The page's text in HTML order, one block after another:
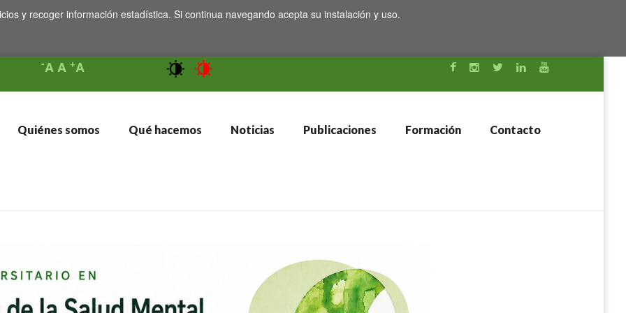
y recoger información estadística. Si continua navegando acepta su instalación y uso.
-AA +A
Quiénes somos Qué hacemos Noticias Publicaciones Formación Contacto